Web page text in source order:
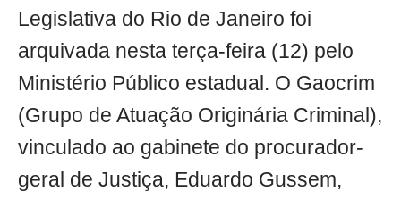
Legislativa do Rio de Janeiro foi
arquivada nesta terça-feira (12) pelo
Ministério Público estadual. O Gaocrim
(Grupo de Atuação Originária Criminal),
vinculado ao gabinete do procurador-
geral de Justiça, Eduardo Gussem,